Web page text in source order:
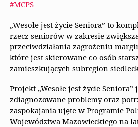
#MCPS
„Wesołe jest życie Seniora” to
rzecz seniorów w zakresie
przeciwdziałania zagrożeniu
które jest skierowane do osób
zamieszkujących subregion
Projekt „Wesołe jest życie
zdiagnozowane problemy oraz
zaspokajania ujęte w Programie
Województwa Mazowieckiego na